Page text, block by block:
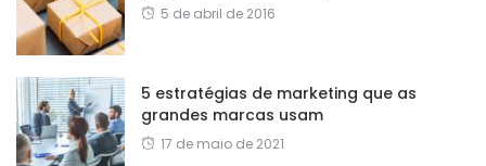
5 de abril de 2016
5 estratégias de marketing que as
grandes marcas usam
17 de maio de 2021